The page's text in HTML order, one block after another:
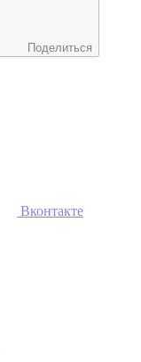
Поделиться
Вконтакте